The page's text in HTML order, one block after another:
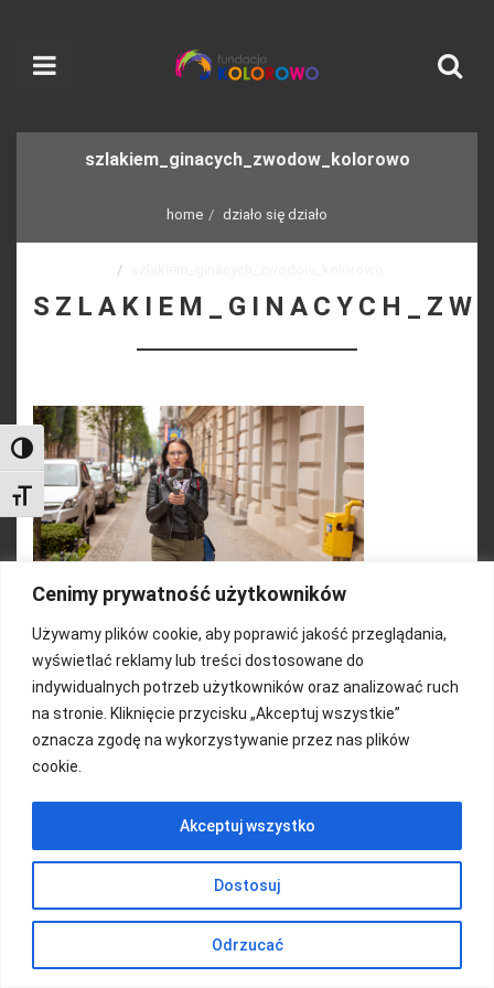
Cenimy prywatność użytkowników
Używamy plików cookie, aby poprawić jakość przeglądania,
wyświetlać reklamy lub treści dostosowane do
indywidualnych potrzeb użytkowników oraz analizować ruch
na stronie. Kliknięcie przycisku „Akceptuj wszystkie”
oznacza zgodę na wykorzystywanie przez nas plików
cookie.
Dostosuj
Odrzucać
Akceptuj wszystko
Toggle High Contrast
Toggle Font size
szlakiem_ginacych_zwodow_kolorowo
home działo się działo
FUNDACJA KOLOROWO
Copyright 2016/ Autor: ThemeWisdom